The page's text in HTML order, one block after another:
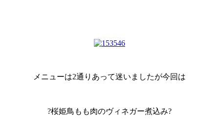
メニューは2通りあって迷いましたが今回は
?桜姫鳥もも肉のヴィネガー煮込み?